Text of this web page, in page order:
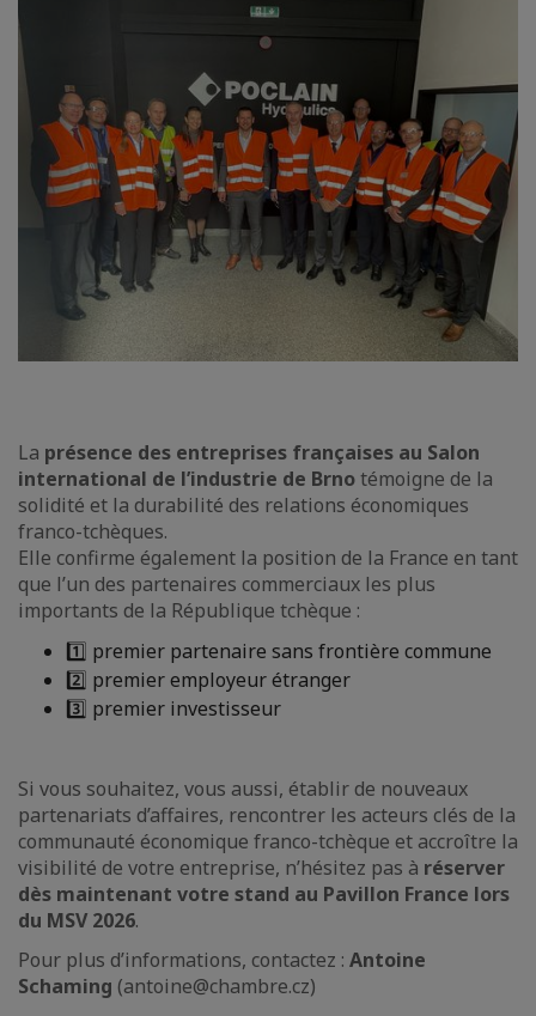
La présence des entreprises françaises au Salon
international de l’industrie de Brnotémoigne de la
solidité et la durabilité des relations économiques
franco-tchèques.
Elle confirme également la position de la France en tant
que l’un des partenaires commerciaux les plus
importants de la République tchèque :
1️⃣ premier partenaire sans frontière commune
2️⃣ premier employeur étranger
3️⃣ premier investisseur
Si vous souhaitez, vous aussi, établir de nouveaux
partenariats d’affaires, rencontrer les acteurs clés de la
communauté économique franco-tchèque et accroître la
visibilité de votre entreprise, n’hésitez pas à réserver
dès maintenant votre stand au Pavillon France lors
du MSV 2026.
Pour plus d’informations, contactez : Antoine
Schaming (antoine@chambre.cz)